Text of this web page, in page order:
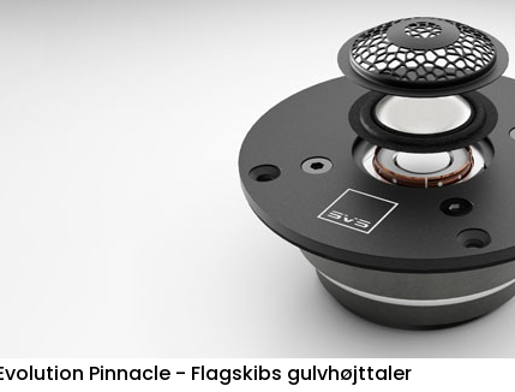
Pinnacle - Flagskibs gulvhøjttaler